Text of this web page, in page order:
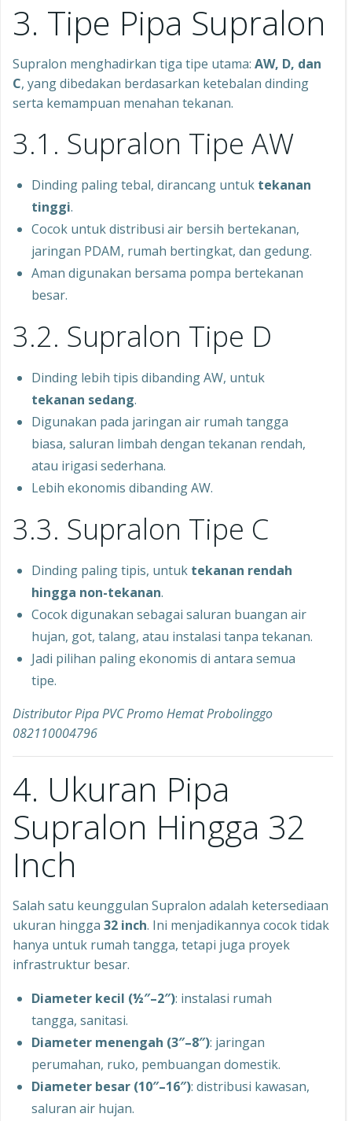
3. Tipe Pipa Supralon
Supralon menghadirkan tiga tipe utama: AW, D, dan
C, yang dibedakan berdasarkan ketebalan dinding
serta kemampuan menahan tekanan.
3.1. Supralon Tipe AW
Dinding paling tebal, dirancang untuk tekanan
tinggi.
Cocok untuk distribusi air bersih bertekanan,
jaringan PDAM, rumah bertingkat, dan gedung.
Aman digunakan bersama pompa bertekanan
besar.
3.2. Supralon Tipe D
Dinding lebih tipis dibanding AW, untuk
tekanan sedang.
Digunakan pada jaringan air rumah tangga
biasa, saluran limbah dengan tekanan rendah,
atau irigasi sederhana.
Lebih ekonomis dibanding AW.
3.3. Supralon Tipe C
Dinding paling tipis, untuk tekanan rendah
hingga non-tekanan.
Cocok digunakan sebagai saluran buangan air
hujan, got, talang, atau instalasi tanpa tekanan.
Jadi pilihan paling ekonomis di antara semua
tipe.
Distributor Pipa PVC Promo Hemat Probolinggo
082110004796
4. Ukuran Pipa
Supralon Hingga 32
Inch
Salah satu keunggulan Supralon adalah ketersediaan
ukuran hingga 32 inch. Ini menjadikannya cocok tidak
hanya untuk rumah tangga, tetapi juga proyek
infrastruktur besar.
Diameter kecil (½″–2″): instalasi rumah
tangga, sanitasi.
Diameter menengah (3″–8″): jaringan
perumahan, ruko, pembuangan domestik.
Diameter besar (10″–16″): distribusi kawasan,
saluran air hujan.